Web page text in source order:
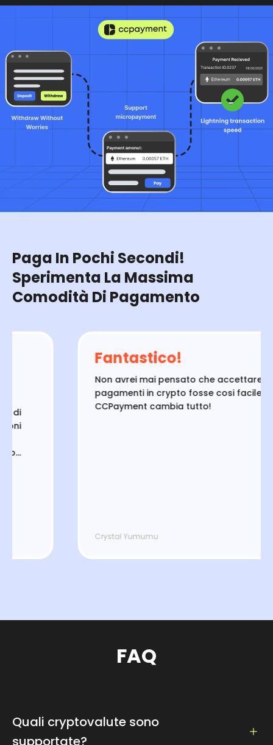
Paga In Pochi Secondi!
Sperimenta La Massima
Comodità Di Pagamento
Fantastico!
Non avrei mai pensato che accettare
pagamenti in crypto fosse cosi facile!
CCPayment cambia tutto!
Crystal Yumumu
FAQ
Quali cryptovalute sono
supportate?